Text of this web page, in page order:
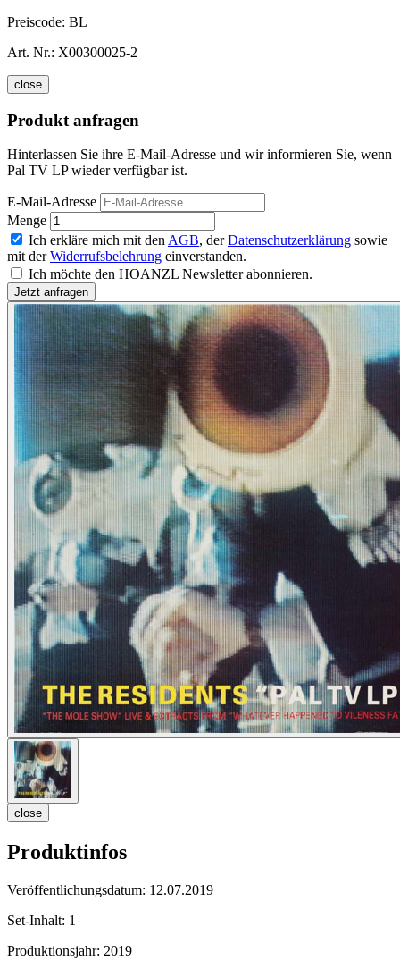
Preiscode: BL
Art. Nr.: X00300025-2
close
Produkt anfragen
Hinterlassen Sie ihre E-Mail-Adresse und wir informieren Sie, wenn
Pal TV LP wieder verfügbar ist.
E-Mail-Adresse
Menge
Ich erkläre mich mit den AGB, derDatenschutzerklärung sowie
mit derWiderrufsbelehrung einverstanden.
Ich möchte den HOANZL Newsletter abonnieren.
close
Produktinfos
Veröffentlichungsdatum: 12.07.2019
Set-Inhalt: 1
Produktionsjahr: 2019